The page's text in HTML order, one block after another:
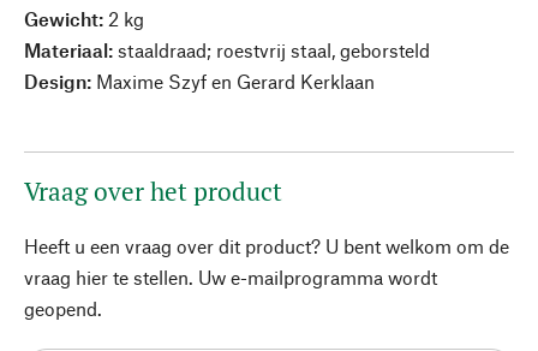
Gewicht: 2 kg
Materiaal: staaldraad; roestvrij staal, geborsteld
Design: Maxime Szyf en Gerard Kerklaan
Vraag over het product
Heeft u een vraag over dit product? U bent welkom om de
vraag hier te stellen. Uw e-mailprogramma wordt
geopend.